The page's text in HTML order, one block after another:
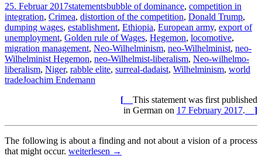
25. Februar 2017statementsbubble of dominance, competition in
integration, Crimea, distortion of the competition, Donald Trump,
dumping wages, establishment, Ethiopia, European army, export of
unemployment, Golden rule of Wages, Hegemon, locomotive,
migration management, Neo-Wilhelminism, neo-Wilhelminist, neo-
Wilhelminist Hegemon, neo-Wilhelmist-liberalism, Neo-wilhelmo-
liberalism, Niger, rabble elite, surreal-dadaist, Wilhelminism, world
tradeJoachim Endemann
[__ This statement was first published
in German on 17 February 2017. __]
The following is about a finding and not about a vision of a process
that might occur. The
weiterlesen →